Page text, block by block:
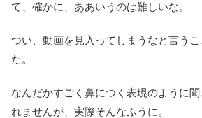
て、確かに、ああいうのは難しいな。
つい、動画を見入ってしまうなと言う
た。
なんだかすごく鼻につく表現のように
れませんが、実際そんなふうに。